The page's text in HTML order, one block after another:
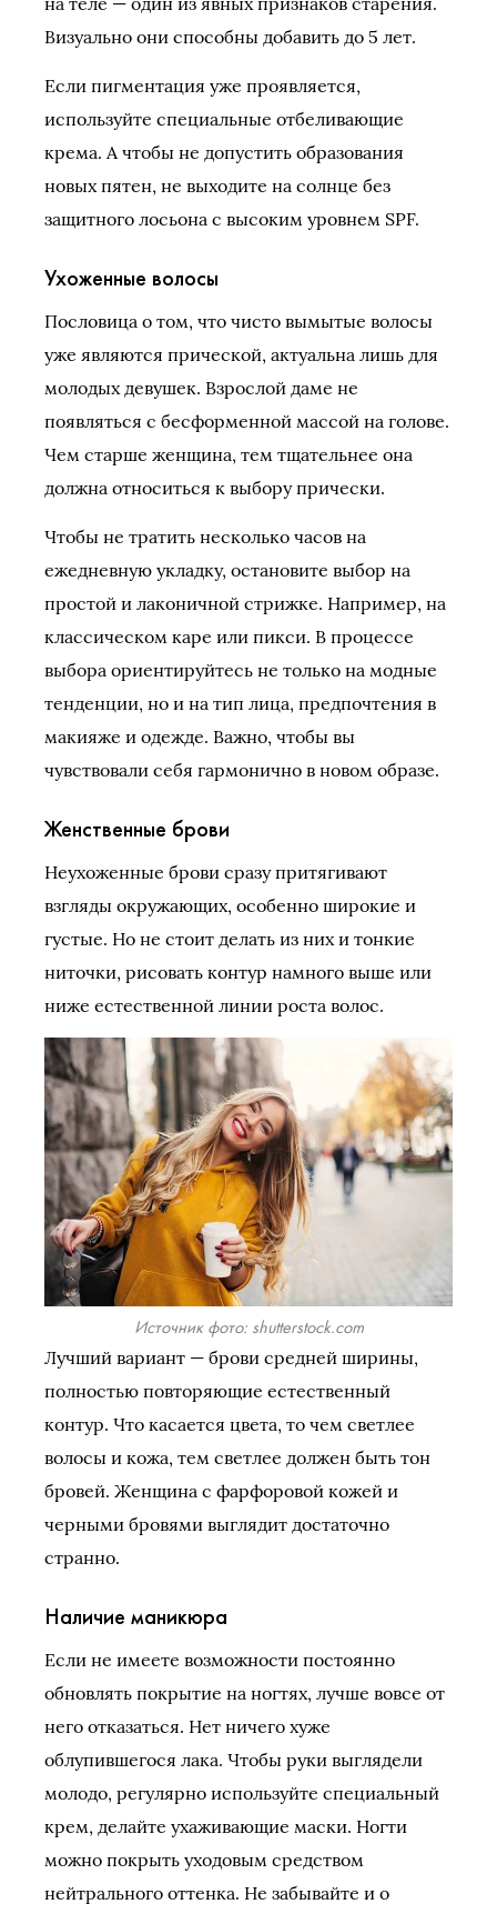
Визуально они способны добавить до 5 лет.
Если пигментация уже проявляется,
используйте специальные отбеливающие
крема. А чтобы не допустить образования
новых пятен, не выходите на солнце без
защитного лосьона с высоким уровнем SPF.
Ухоженные волосы
Пословица о том, что чисто вымытые волосы
уже являются прической, актуальна лишь для
молодых девушек. Взрослой даме не
появляться с бесформенной массой на голове.
Чем старше женщина, тем тщательнее она
должна относиться к выбору прически.
Чтобы не тратить несколько часов на
ежедневную укладку, остановите выбор на
простой и лаконичной стрижке. Например, на
классическом каре или пикси. В процессе
выбора ориентируйтесь не только на модные
тенденции, но и на тип лица, предпочтения в
макияже и одежде. Важно, чтобы вы
чувствовали себя гармонично в новом образе.
Женственные брови
Неухоженные брови сразу притягивают
взгляды окружающих, особенно широкие и
густые. Но не стоит делать из них и тонкие
ниточки, рисовать контур намного выше или
ниже естественной линии роста волос.
Источник фото: shutterstock.com
Лучший вариант — брови средней ширины,
полностью повторяющие естественный
контур. Что касается цвета, то чем светлее
волосы и кожа, тем светлее должен быть тон
бровей. Женщина с фарфоровой кожей и
черными бровями выглядит достаточно
странно.
Наличие маникюра
Если не имеете возможности постоянно
обновлять покрытие на ногтях, лучше вовсе от
него отказаться. Нет ничего хуже
облупившегося лака. Чтобы руки выглядели
молодо, регулярно используйте специальный
крем, делайте ухаживающие маски. Ногти
можно покрыть уходовым средством
нейтрального оттенка. Не забывайте и о